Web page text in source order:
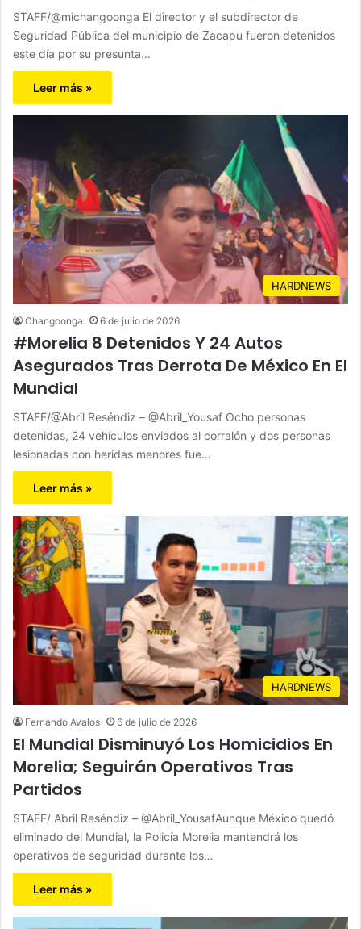
STAFF/@michangoonga El director y el subdirector de
Seguridad Pública del municipio de Zacapu fueron detenidos
este día por su presunta…
Leer más »
HARDNEWS
Changoonga 6 de julio de 2026
#Morelia 8 Detenidos Y 24 Autos
Asegurados Tras Derrota De México En El
Mundial
STAFF/@Abril Reséndiz – @Abril_Yousaf Ocho personas
detenidas, 24 vehículos enviados al corralón y dos personas
lesionadas con heridas menores fue…
Leer más »
HARDNEWS
Fernando Avalos 6 de julio de 2026
El Mundial Disminuyó Los Homicidios En
Morelia; Seguirán Operativos Tras
Partidos
STAFF/ Abril Reséndiz – @Abril_YousafAunque México quedó
eliminado del Mundial, la Policía Morelia mantendrá los
operativos de seguridad durante los…
Leer más »